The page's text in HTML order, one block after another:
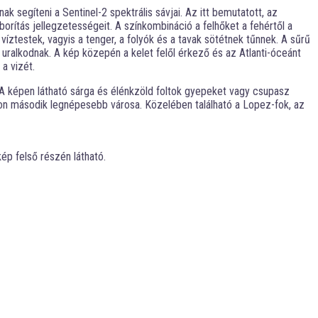
segíteni a Sentinel-2 spektrális sávjai. Az itt bemutatott, az
jellegzetességeit. A színkombináció a felhőket a fehértől a
vagyis a tenger, a folyók és a tavak sötétnek tűnnek. A sűrű
A kép közepén a kelet felől érkező és az Atlanti-óceánt
vizét.
képen látható sárga és élénkzöld foltok gyepeket vagy csupasz
legnépesebb városa. Közelében található a Lopez-fok, az
felső részén látható.